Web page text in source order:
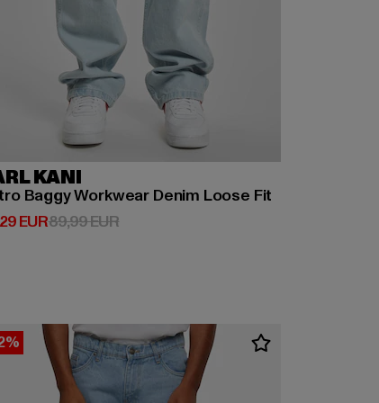
KANI
Baggy Workwear Denim Loose Fit
EURPreis: 60,29 EUR
89,99 EURAktionspreis: 89,99 EUR